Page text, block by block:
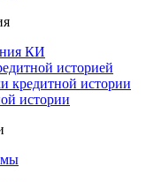
КИ
историей
кредитной истории
истории